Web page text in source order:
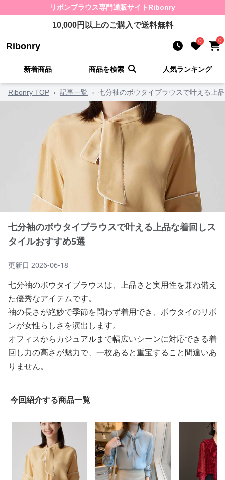
リボンブラウス専門通販サイト Ribonry
10,000円以上のご購入で送料無料
Ribonry 0 0
新着商品 商品を検索 人気ランキング
Ribonry TOP › 記事一覧 › 七分袖のボウタイブラウスで叶える上
七分袖のボウタイブラウスで叶える上品な着回しス
タイルおすすめ5選
更新日 2026-06-18
七分袖のボウタイブラウスは、上品さと実用性を兼ね備え
た優秀なアイテムです。
袖の長さが絶妙で季節を問わず着用でき、ボウタイのリボ
ンが女性らしさを演出します。
オフィスからカジュアルまで幅広いシーンに対応できる着
回し力の高さが魅力で、一枚あると重宝すること間違いあ
りません。
今回紹介する商品一覧